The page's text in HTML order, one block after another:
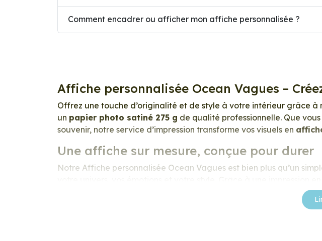
Comment encadrer ou afficher mon affiche personnalisée ?
Affiche personnalisée Ocean Vagues –
Offrez une touche d’originalité et de style à votre intérieur grâce à
un papier photo satiné 275 g de qualité professionnelle. Que
souvenir, notre service d’impression transforme vos visuels en
Une affiche sur mesure, conçue pour durer
Notre Affiche personnalisée Ocean Vagues est bien plus qu’un
précision exceptionnelle. Les couleurs sont éclatantes, les